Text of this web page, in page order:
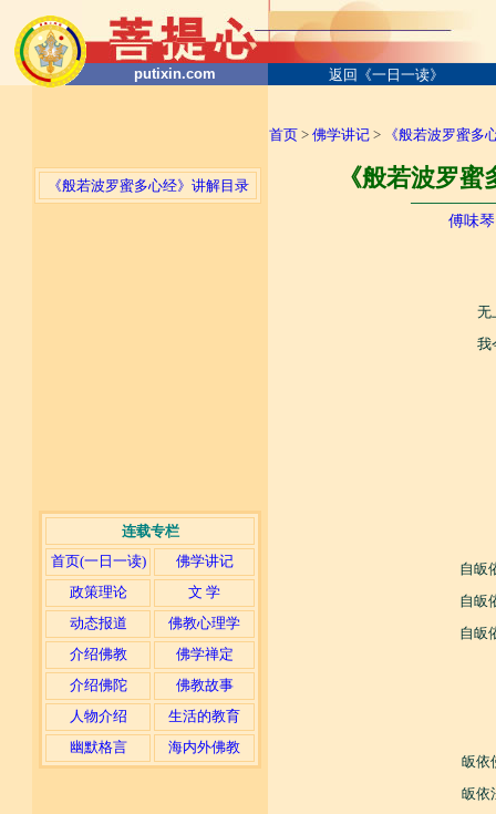
putixin.com 返回《一日一读》
《般若波罗蜜多心经》讲解目录
连载专栏
首页(一日一读)
佛学讲记
政策理论
文 学
动态报道
佛教心理学
介绍佛教
佛学禅定
介绍佛陀
佛教故事
人物介绍
生活的教育
幽默格言
海内外佛教
首页 > 佛学讲记 > 《般若波罗蜜多
《般若波罗
傅味琴
无
我
自皈
自皈
自皈
皈依
皈依